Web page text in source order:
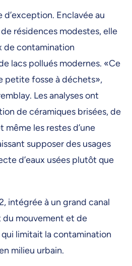
d’exception. Enclavée au
résidences modestes, elle
de contamination
lacs pollués modernes. «Ce
petite fosse à déchets»,
Les analyses ont
de céramiques brisées, de
les restes d’une
supposer des usages
d’eaux usées plutôt que
intégrée à un grand canal
mouvement et de
qui limitait la contamination
milieu urbain.